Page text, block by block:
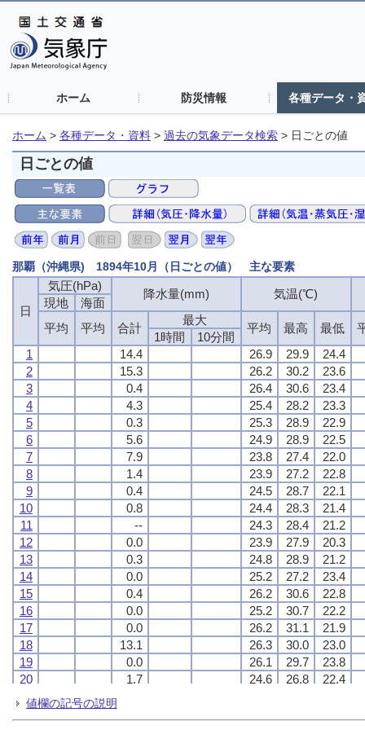
ホーム 防災情報 各種データ・
ホーム > 各種データ・資料 > 過去の気象データ検索 > 日ごとの値
日ごとの値
那覇（沖縄県) 1894年10月（日ごとの値） 主な要素
日
気圧(hPa)
降水量(mm) 気温(℃)
現地
海面
平均
平均 合計
最大
平均 最高 最低
1時間
10分間
1
14.4 26.9 29.9
24.4
2
15.3 26.2 30.2
23.6
3
0.4 26.4 30.6
23.4
4
4.3 25.4 28.2
23.3
5
0.3 25.3 28.9
22.9
6
5.6 24.9 28.9
22.5
7
7.9 23.8 27.4
22.0
8
1.4 23.9 27.2
22.8
9
0.4 24.5 28.7
22.1
10
0.8 24.4 28.3
21.4
11
-- 24.3 28.4
21.2
12
0.0 23.9 27.9
20.3
13
0.3 24.8 28.9
21.2
14
0.0 25.2 27.2
23.4
15
0.4 26.2 30.6
22.8
16
0.0 25.2 30.7
22.2
17
0.0 26.2 31.1
21.9
18
13.1 26.3 30.0
23.0
19
0.0 26.1 29.7
23.8
20
1.7 24.6 26.8
22.4
21
22
日
気圧(hPa)
降水量(mm) 気温(℃)
現地
海面
平均
平均 合計
最大
平均 最高 最低
1時間
10分間
1
14.4 26.9 29.9
24.4
2
15.3 26.2 30.2
23.6
3
0.4 26.4 30.6
23.4
4
4.3 25.4 28.2
23.3
5
0.3 25.3 28.9
22.9
6
5.6 24.9 28.9
22.5
7
7.9 23.8 27.4
22.0
8
1.4 23.9 27.2
22.8
9
0.4 24.5 28.7
22.1
10
0.8 24.4 28.3
21.4
11
-- 24.3 28.4
21.2
12
0.0 23.9 27.9
20.3
13
0.3 24.8 28.9
21.2
14
0.0 25.2 27.2
23.4
15
0.4 26.2 30.6
22.8
16
0.0 25.2 30.7
22.2
17
0.0 26.2 31.1
21.9
18
13.1 26.3 30.0
23.0
19
0.0 26.1 29.7
23.8
20
1.7 24.6 26.8
22.4
21
22
日
気圧(hPa)
降水量(mm) 気温(℃)
現地
海面
平均
平均 合計
最大
平均 最高 最低
1時間
10分間
1
14.4 26.9 29.9
24.4
2
15.3 26.2 30.2
23.6
3
0.4 26.4 30.6
23.4
4
4.3 25.4 28.2
23.3
5
0.3 25.3 28.9
22.9
6
5.6 24.9 28.9
22.5
7
7.9 23.8 27.4
22.0
8
1.4 23.9 27.2
22.8
9
0.4 24.5 28.7
22.1
10
0.8 24.4 28.3
21.4
11
-- 24.3 28.4
21.2
12
0.0 23.9 27.9
20.3
13
0.3 24.8 28.9
21.2
14
0.0 25.2 27.2
23.4
15
0.4 26.2 30.6
22.8
16
0.0 25.2 30.7
22.2
17
0.0 26.2 31.1
21.9
18
13.1 26.3 30.0
23.0
19
0.0 26.1 29.7
23.8
20
1.7 24.6 26.8
22.4
21
22
日
気圧(hPa)
降水量(mm) 気温(℃)
現地
海面
平均
平均 合計
最大
平均 最高 最低
1時間
10分間
1
14.4 26.9 29.9
24.4
2
15.3 26.2 30.2
23.6
3
0.4 26.4 30.6
23.4
4
4.3 25.4 28.2
23.3
5
0.3 25.3 28.9
22.9
6
5.6 24.9 28.9
22.5
7
7.9 23.8 27.4
22.0
8
1.4 23.9 27.2
22.8
9
0.4 24.5 28.7
22.1
10
0.8 24.4 28.3
21.4
11
-- 24.3 28.4
21.2
12
0.0 23.9 27.9
20.3
13
0.3 24.8 28.9
21.2
14
0.0 25.2 27.2
23.4
15
0.4 26.2 30.6
22.8
16
0.0 25.2 30.7
22.2
17
0.0 26.2 31.1
21.9
18
13.1 26.3 30.0
23.0
19
0.0 26.1 29.7
23.8
20
1.7 24.6 26.8
22.4
21
22
値欄の記号の説明